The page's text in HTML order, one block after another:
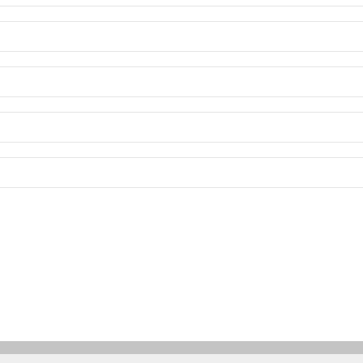
testa
del piede
di quanto atteso per l'età
hanno difficoltà di sviluppo di grado variabile. Nei primi
psicomotorio (es. ritardo nell'acquisizione della
50% delle persone con sindrome di Down. Per questo
cardiaci da curare o la necessità di interventi
reflusso gastroesofageo. Anche alcune rare condizioni
sono più comuni nelle persone con sindrome di Down.
presenti, sono un ostacolo importante allo sviluppo di
possono interferire con l'efficacia dei programmi
di qualsiasi età, può presentare un difetto
frequenti. Tra questi, lostrabismo, lamiopiao
46 cromosomi. Un bambino eredita 23
cellule, o alcune di esse, contengono 47 cromosomi,
corso dello sviluppo e provoca le caratteristiche tipiche
circa il 95% dei casi. La copia extra del
uovo prima del concepimento. In questa
sindromi di Down e si verifica quando nel cariotipo,
del rischio che il feto abbia un'anomalia
per la preparazione della coppia alla vita
a fornire un'informazione esauriente sui rischi di
prenatale che possono essere effettuati a
di trisomia 21. Questi test non indicano con
eseguiti solo dopo che esperti in consulenza genetica
settimana di gravidanza, può essere
che femmine, senza distinzioni di etnia, contesto
di Down sono generalmente più fertili rispetto agli
possono confrontarsi con difficoltà di tipo diverso.
famiglia può essere rapida o richiedere più tempo.
come potrà influenzare la vita futura.
di Down e molti genitori trovano utile parlare
a crescere